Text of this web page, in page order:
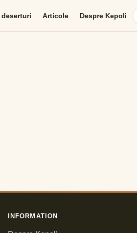
deserturi Articole Despre Kepoli
INFORMATION